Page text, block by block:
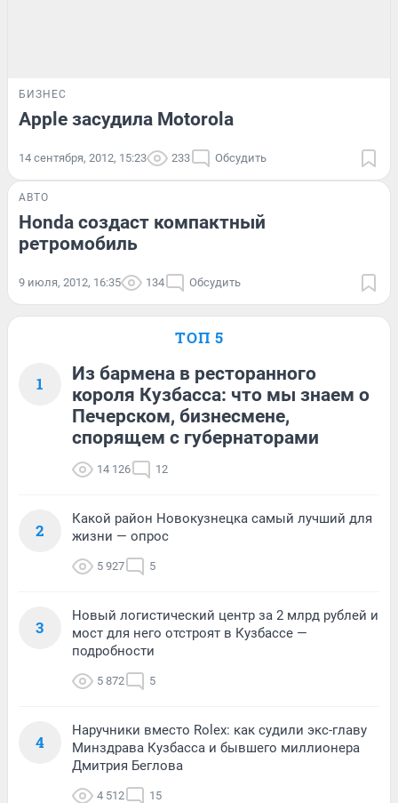
БИЗНЕС
Apple засудила Motorola
14 сентября, 2012, 15:23 233 Обсудить
АВТО
Honda создаст компактный
ретромобиль
9 июля, 2012, 16:35 134 Обсудить
ТОП 5
1
Из бармена в ресторанного
короля Кузбасса: что мы знаем о
Печерском, бизнесмене,
спорящем с губернаторами
14 126 12
2
Какой район Новокузнецка самый лучший для
жизни — опрос
5 927 5
3
Новый логистический центр за 2 млрд рублей и
мост для него отстроят в Кузбассе —
подробности
5 872 5
4
Наручники вместо Rolex: как судили экс-главу
Минздрава Кузбасса и бывшего миллионера
Дмитрия Беглова
4 512 15